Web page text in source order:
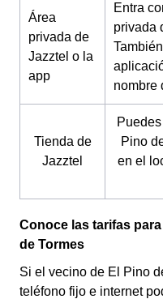
Área
privada de
Jazztel o la
app
Entra
privada
nombre
Tienda de
Jazztel
Pino
en el
Conoce las tarifas
de Tormes
Si el vecino de El Pino
teléfono fijo e internet